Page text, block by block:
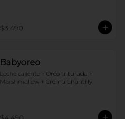
$3.490
Babyoreo
Leche caliente + Oreo triturada +
Marshmallow + Crema Chantilly